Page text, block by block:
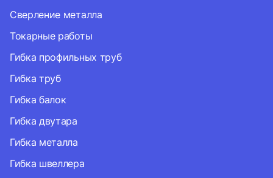
Сверление металла
Токарные работы
Гибка профильных труб
Гибка труб
Гибка балок
Гибка двутара
Гибка металла
Гибка швеллера